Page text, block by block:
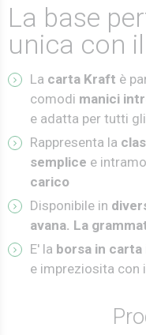
La base
unica con
La carta Kraft è
comodi manici
e adatta per tutti gli
Rappresenta la
semplice e
carico
Disponibile in
avana. La
E' la borsa in carta
e impreziosita con